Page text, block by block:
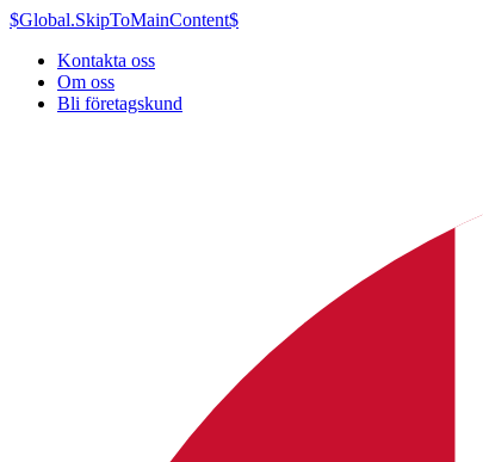
$Global.SkipToMainContent$
Kontakta oss
Om oss
Bli företagskund